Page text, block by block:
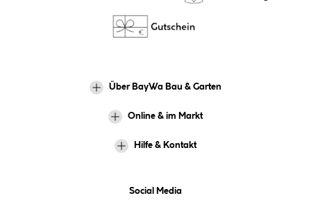
Über BayWa Bau & Garten
Online & im Markt
Hilfe & Kontakt
Social Media